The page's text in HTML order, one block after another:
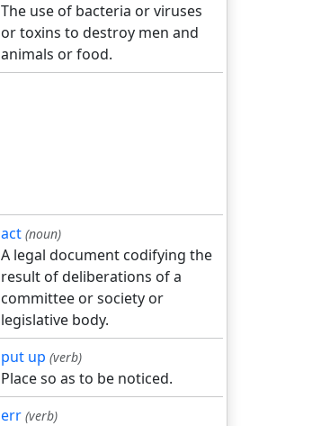
The use of bacteria or viruses
or toxins to destroy men and
animals or food.
act (noun)
A legal document codifying the
result of deliberations of a
committee or society or
legislative body.
put up (verb)
Place so as to be noticed.
err (verb)